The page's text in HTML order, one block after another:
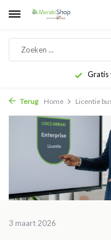
Gratis
Terug Home Licentie
3 maart 2026